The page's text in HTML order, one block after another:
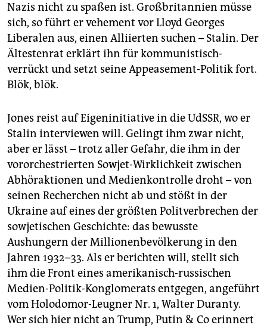
Nazis nicht zu spaßen ist. Großbritannien müsse
sich, so führt er vehement vor Lloyd Georges
Liberalen aus, einen Alliierten suchen – Stalin. Der
Ältestenrat erklärt ihn für kommunistisch-
verrückt und setzt seine Appeasement-Politik fort.
Blök, blök.
Jones reist auf Eigeninitiative in die UdSSR, wo er
Stalin interviewen will. Gelingt ihm zwar nicht,
aber er lässt – trotz aller Gefahr, die ihm in der
vororchestrierten Sowjet-Wirklichkeit zwischen
Abhöraktionen und Medienkontrolle droht – von
seinen Recherchen nicht ab und stößt in der
Ukraine auf eines der größten Politverbrechen der
sowjetischen Geschichte: das bewusste
Aushungern der Millionenbevölkerung in den
Jahren 1932–33. Als er berichten will, stellt sich
ihm die Front eines amerikanisch-russischen
Medien-Politik-Konglomerats entgegen, angeführt
vom Holodomor-Leugner Nr. 1, Walter Duranty.
Wer sich hier nicht an Trump, Putin & Co erinnert